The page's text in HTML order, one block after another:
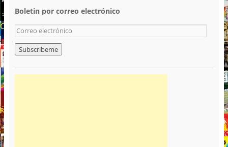
Boletin por correo electrónico